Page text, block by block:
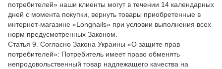
потребителей» наши клиенты могут в течении 14 календарных
дней с момента покупки, вернуть товары приобретенные в
интернет-магазине «Longnails» при условии выполнения всех
норм предусмотренных Законом.
Статья 9. Согласно Закона Украины «О защите прав
потребителей»: Потребитель имеет право обменять
непродовольственный товар надлежащего качества на